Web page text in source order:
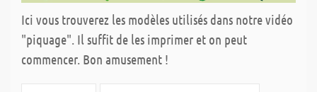
Ici vous trouverez les modèles utilisés dans notre vidéo
"piquage". Il suffit de les imprimer et on peut
commencer. Bon amusement !